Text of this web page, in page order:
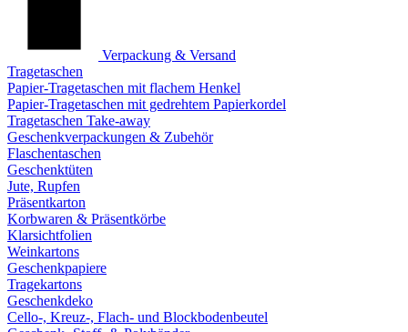
Verpackung & Versand
Tragetaschen
Papier-Tragetaschen mit flachem Henkel
Papier-Tragetaschen mit gedrehtem Papierkordel
Tragetaschen Take-away
Geschenkverpackungen & Zubehör
Flaschentaschen
Geschenktüten
Jute, Rupfen
Präsentkarton
Korbwaren & Präsentkörbe
Klarsichtfolien
Weinkartons
Geschenkpapiere
Tragekartons
Geschenkdeko
Cello-, Kreuz-, Flach- und Blockbodenbeutel